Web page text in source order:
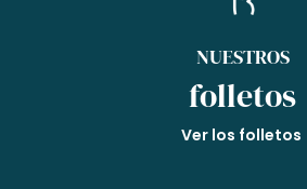
NUESTROS
folletos
Ver los folletos